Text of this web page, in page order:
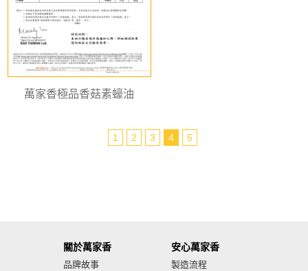
萬家香極品香菇素蠔油
1 2 3 4 5
關於萬家香
品牌故事
安心萬家香
製造流程